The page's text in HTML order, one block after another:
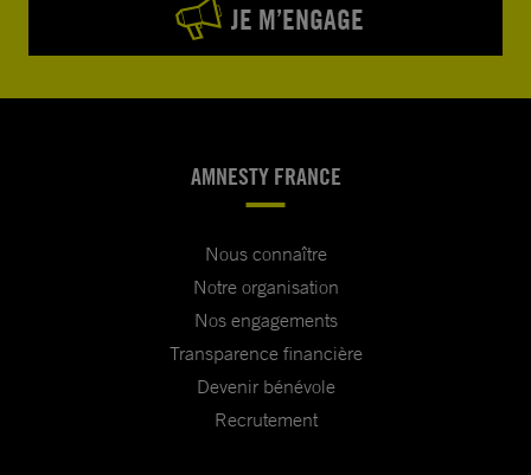
JE M’ENGAGE
AMNESTY FRANCE
Nous connaître
Notre organisation
Nos engagements
Transparence financière
Devenir bénévole
Recrutement